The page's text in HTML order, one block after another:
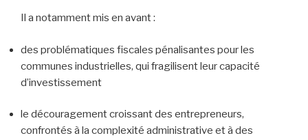
Il a notamment mis en avant :
des problématiques fiscales pénalisantes pour les
communes industrielles, qui fragilisent leur capacité
d’investissement
le découragement croissant des entrepreneurs,
confrontés à la complexité administrative et à des